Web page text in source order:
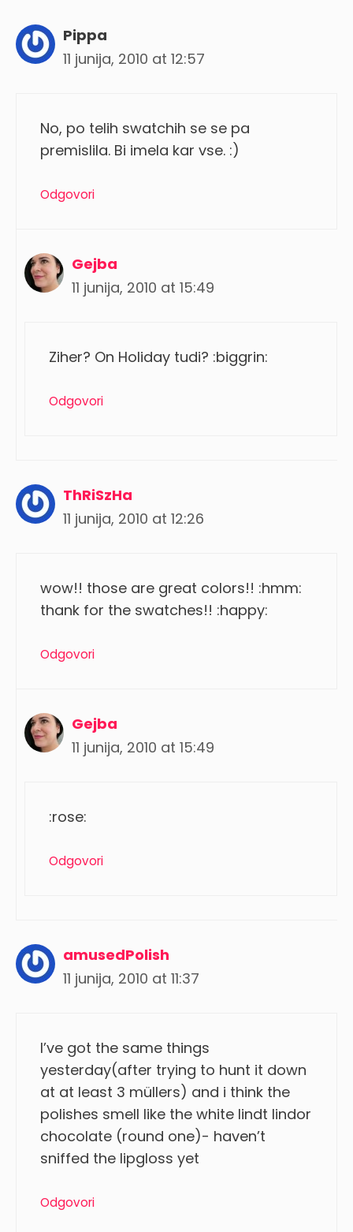
Pippa
11 junija, 2010 at 12:57
No, po telih swatchih se se pa
premislila. Bi imela kar vse. :)
Odgovori
Gejba
11 junija, 2010 at 15:49
Ziher? On Holiday tudi? :biggrin:
Odgovori
ThRiSzHa
11 junija, 2010 at 12:26
wow!! those are great colors!! :hmm:
thank for the swatches!! :happy:
Odgovori
Gejba
11 junija, 2010 at 15:49
:rose:
Odgovori
amusedPolish
11 junija, 2010 at 11:37
I’ve got the same things
yesterday(after trying to hunt it down
at at least 3 müllers) and i think the
polishes smell like the white lindt lindor
chocolate (round one)- haven’t
sniffed the lipgloss yet
Odgovori